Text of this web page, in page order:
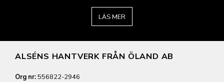
LÄS MER
ALSÉNS HANTVERK FRÅN ÖLAND AB
Org nr:556822-2946